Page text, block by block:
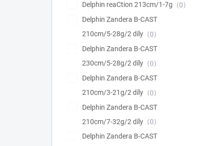
Delphin reaCtion 213cm/1-7g
0
Delphin Zandera B-CAST
210cm/5-28g/2 díly
0
Delphin Zandera B-CAST
230cm/5-28g/2 díly
0
Delphin Zandera B-CAST
210cm/3-21g/2 díly
0
Delphin Zandera B-CAST
210cm/7-32g/2 díly
0
Delphin Zandera B-CAST